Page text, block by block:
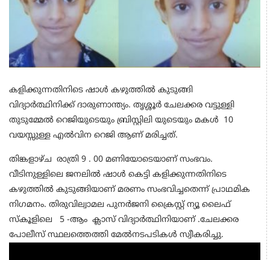
കളിക്കുന്നതിനിടെ ഷാൾ കഴുത്തിൽ കുടുങ്ങി
വിദ്യാര്‍ത്ഥിനിക്ക് ദാരുണാന്ത്യം. തൃശ്ശൂർ ചേലക്കര വട്ടുള്ളി
തുടുമ്മേൽ റെജിയുടെയും ബ്രിസ്റ്റിലി യുടെയും മകൾ 10
വയസ്സുള്ള എൽവിന റെജി ആണ് മരിച്ചത്.
തിങ്കളാഴ്ച രാത്രി 9 . 00 മണിയോടെയാണ് സംഭവം.
വീടിനുള്ളിലെ ജനലിൽ ഷാൾ കെട്ടി കളിക്കുന്നതിനിടെ
കഴുത്തിൽ കുടുങ്ങിയാണ് മരണം സംഭവിച്ചതെന്ന് പ്രാഥമിക
നിഗമനം. തിരുവില്വാമല പുനർജനി ക്രൈസ്റ്റ് ന്യൂ ലൈഫ്
സ്കൂളിലെ 5 -ആം ക്ലാസ് വിദ്യാര്‍ത്ഥിനിയാണ് .ചേലക്കര
പോലീസ് സ്ഥലത്തെത്തി മേൽനടപടികൾ സ്വീകരിച്ചു.